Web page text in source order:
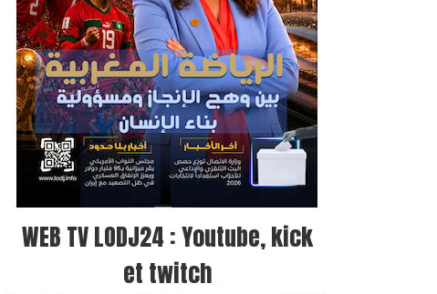
WEB TV LODJ24 : Youtube, kick
et twitch